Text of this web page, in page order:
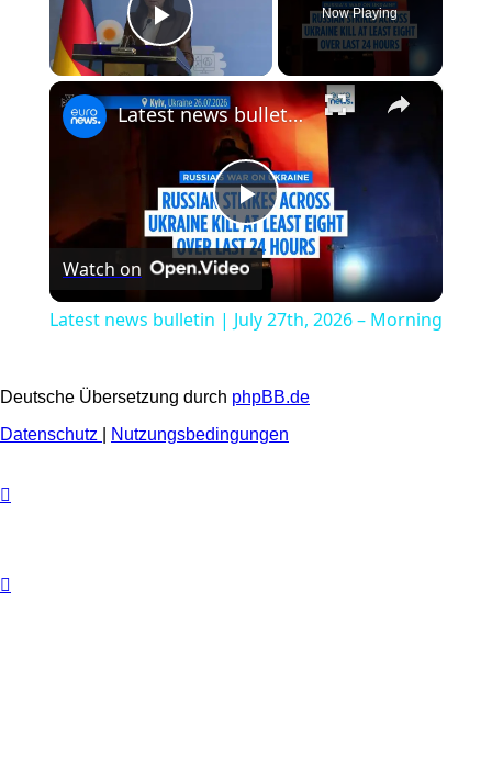
Play Video
Now Playing
×
Play
Video
Latest news bulletin | July 27th, 2026 – Morning
Watch on
Latest news bulletin | July 27th, 2026 – Morning
Deutsche Übersetzung durch phpBB.de
Datenschutz
Nutzungsbedingungen